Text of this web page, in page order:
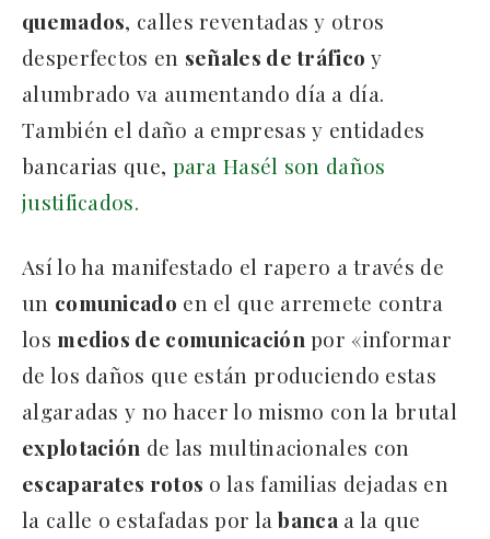
quemados, calles reventadas y otros
desperfectos en señales de tráfico y
alumbrado va aumentando día a día.
También el daño a empresas y entidades
bancarias que, para Hasél son daños
justificados.
Así lo ha manifestado el rapero a través de
un comunicado en el que arremete contra
los medios de comunicación por «informar
de los daños que están produciendo estas
algaradas y no hacer lo mismo con la brutal
explotación de las multinacionales con
escaparates rotos o las familias dejadas en
la calle o estafadas por labanca a la que